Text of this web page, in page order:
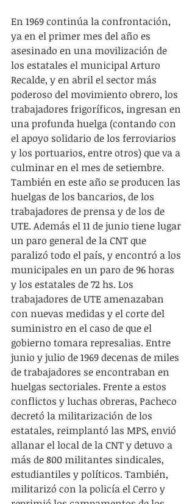
En 1969 continúa la confrontación,
ya en el primer mes del año es
asesinado en una movilización de
los estatales el municipal Arturo
Recalde, y en abril el sector más
poderoso del movimiento obrero, los
trabajadores frigoríficos, ingresan en
una profunda huelga (contando con
el apoyo solidario de los ferroviarios
y los portuarios, entre otros) que va a
culminar en el mes de setiembre.
También en este año se producen las
huelgas de los bancarios, de los
trabajadores de prensa y de los de
UTE. Además el 11 de junio tiene lugar
un paro general de la CNT que
paralizó todo el país, y encontró a los
municipales en un paro de 96 horas
y los estatales de 72 hs. Los
trabajadores de UTE amenazaban
con nuevas medidas y el corte del
suministro en el caso de que el
gobierno tomara represalias. Entre
junio y julio de 1969 decenas de miles
de trabajadores se encontraban en
huelgas sectoriales. Frente a estos
conflictos y luchas obreras, Pacheco
decretó la militarización de los
estatales, reimplantó las MPS, envió
allanar el local de la CNT y detuvo a
más de 800 militantes sindicales,
estudiantiles y políticos. También,
militarizó con la policía el Cerro y